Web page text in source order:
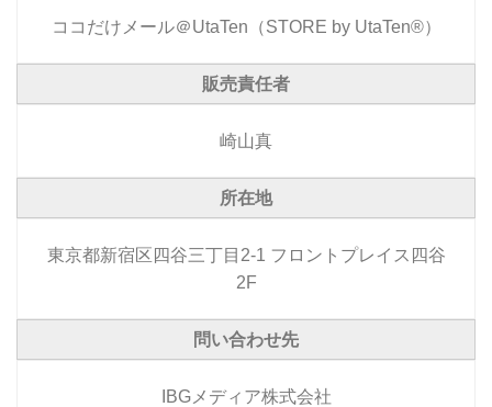
ココだけメール＠UtaTen（STORE by UtaTen®）
販売責任者
崎山真
所在地
東京都新宿区四谷三丁目2-1 フロントプレイス四谷
2F
問い合わせ先
IBGメディア株式会社